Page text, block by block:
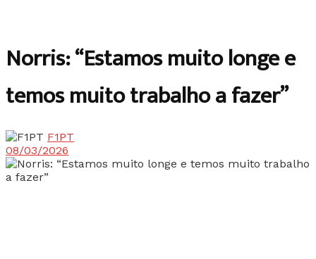
Norris: “Estamos muito longe e
temos muito trabalho a fazer”
F1PT
08/03/2026